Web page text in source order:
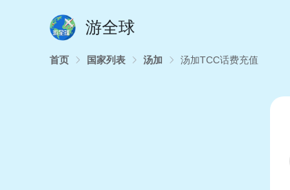
游全球
首页 国家列表 汤加 汤加TCC话费充值